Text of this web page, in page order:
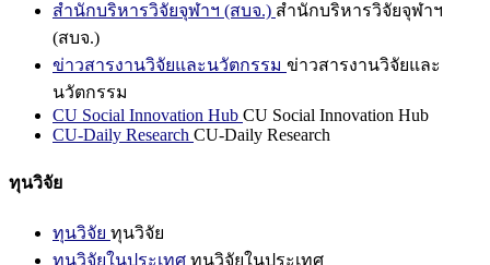
สำนักบริหารวิจัยจุฬาฯ (สบจ.) สำนักบริหารวิจัยจุฬาฯ
(สบจ.)
ข่าวสารงานวิจัยและนวัตกรรม ข่าวสารงานวิจัยและ
นวัตกรรม
CU Social Innovation Hub CU Social Innovation Hub
CU-Daily Research CU-Daily Research
ทุนวิจัย
ทุนวิจัย ทุนวิจัย
ทุนวิจัยในประเทศ ทุนวิจัยในประเทศ